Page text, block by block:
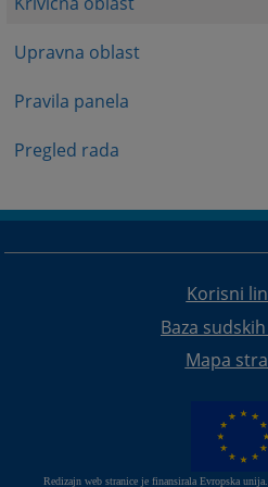
Upravna oblast
Pravila panela
Pregled rada
Korisni
Baza
Mapa
Redizajn web stranice je finansirala Evropska